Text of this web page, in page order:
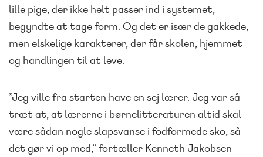
lille pige, der ikke helt passer ind i systemet,
begyndte at tage form. Og det er især de gakkede,
men elskelige karakterer, der får skolen, hjemmet
og handlingen til at leve.
”Jeg ville fra starten have en sej lærer. Jeg var så
træt at, at lærerne i børnelitteraturen altid skal
være sådan nogle slapsvanse i fodformede sko, så
det gør vi op med,” fortæller Kenneth Jakobsen